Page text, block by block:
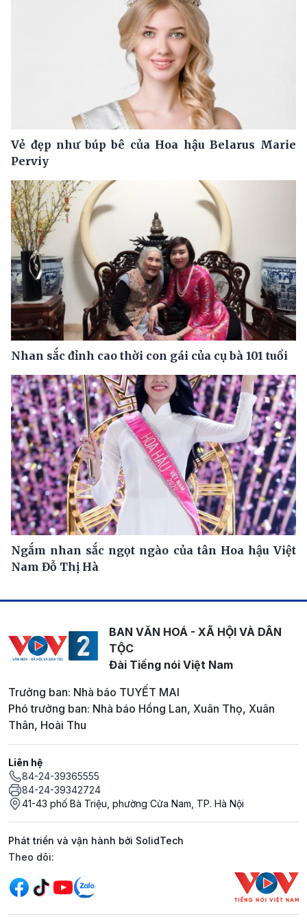
Vẻ đẹp như búp bê của Hoa hậu Belarus Marie
Perviy
Nhan sắc đỉnh cao thời con gái của cụ bà 101 tuổi
Ngắm nhan sắc ngọt ngào của tân Hoa hậu Việt
Nam Đỗ Thị Hà
BAN VĂN HOÁ - XÃ HỘI VÀ DÂN
TỘC
Đài Tiếng nói Việt Nam
Trưởng ban: Nhà báo TUYẾT MAI
Phó trưởng ban: Nhà báo Hồng Lan, Xuân Thọ, Xuân
Thân, Hoài Thu
Liên hệ
84-24-39365555
84-24-39342724
41-43 phố Bà Triệu, phường Cửa Nam, TP. Hà Nội
Phát triển và vận hành bởi SolidTech
Mạng xã hội
Theo dõi: